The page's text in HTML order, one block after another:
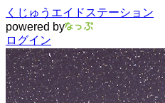
くじゅうエイドステーション
powered by
ログイン